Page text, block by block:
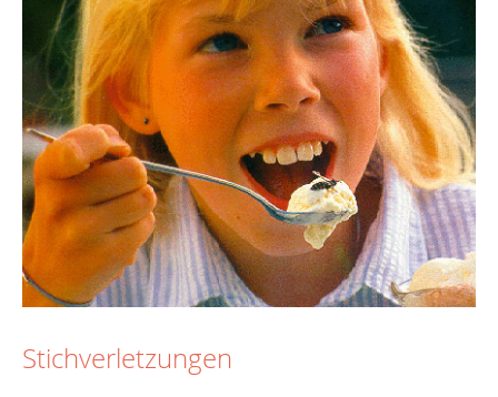
Stichverletzungen